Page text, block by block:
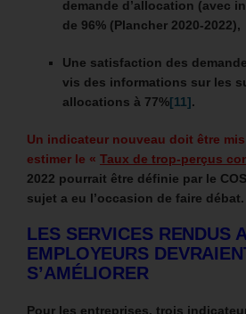
demande d’allocation (avec
de 96% (Plancher 2020-2022),
Une satisfaction des
vis des informations sur les
allocations à 77%[11].
Un indicateur nouveau doit être
estimer le « Taux de trop-perçus
2022 pourrait être définie par le
sujet a eu l’occasion de faire débat.
LES SERVICES RENDUS
EMPLOYEURS
S’AMÉLIORER
Pour les entreprises, trois